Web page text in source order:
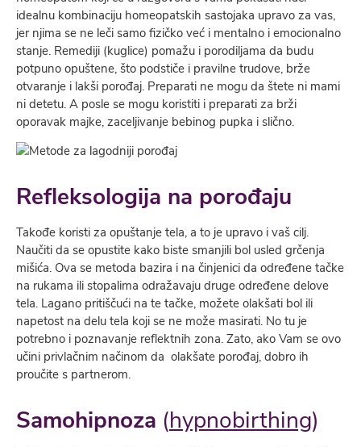
idealnu kombinaciju homeopatskih sastojaka upravo za vas,
jer njima se ne leči samo fizičko već i mentalno i emocionalno
stanje. Remediji (kuglice) pomažu i porodiljama da budu
potpuno opuštene, što podstiče i pravilne trudove, brže
otvaranje i lakši porođaj. Preparati ne mogu da štete ni mami
ni detetu. A posle se mogu koristiti i preparati za brži
oporavak majke, zaceljivanje bebinog pupka i slično.
Refleksologija na porođaju
Takođe koristi za opuštanje tela, a to je upravo i vaš cilj.
Naučiti da se opustite kako biste smanjili bol usled grčenja
mišića. Ova se metoda bazira i na činjenici da određene tačke
na rukama ili stopalima odražavaju druge određene delove
tela. Lagano pritiščući na te tačke, možete olakšati bol ili
napetost na delu tela koji se ne može masirati. No tu je
potrebno i poznavanje reflektnih zona. Zato, ako Vam se ovo
učini privlačnim načinom da olakšate porođaj, dobro ih
proučite s partnerom.
Samohipnoza (hypnobirthing)